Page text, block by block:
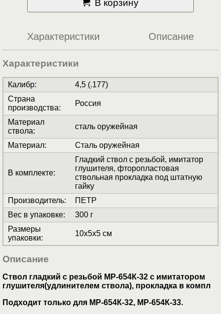
В корзину
Характеристики Описание
Характеристики
Калибр:
4,5 (.177)
Страна
производства:
Россия
Материал
ствола:
сталь оружейная
Материал: Сталь оружейная
В комплекте:
Гладкий ствол с резьбой, имитатор
глушителя, фторопластовая
ствольная прокладка под штатную
гайку
Производитель:
ПЕТР
Вес в упаковке:
300 г
Размеры
упаковки:
10x5x5 см
Описание
Ствол гладкий с резьбой МР-654К-32 с имитатором
глушителя(удлинителем ствола), прокладка в компл
Подходит только для МР-654К-32, МР-654К-33.